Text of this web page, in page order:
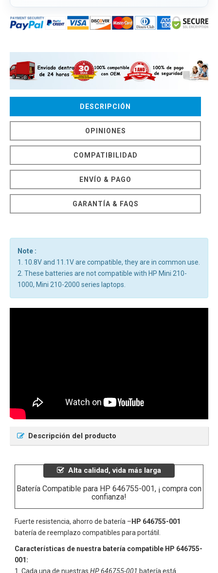
DESCRIPCIÓN
OPINIONES
COMPATIBILIDAD
ENVÍO & PAGO
GARANTÍA & FAQS
Note :
1. 10.8V and 11.1V are compatible, they are in common use.
2. These batteries are not compatible with HP Mini 210-
1000, Mini 210-2000 series laptops.
Descripción del producto
Alta calidad, vida más larga
Batería Compatible para HP 646755-001, ¡ compra con
confianza!
Fuerte resistencia, ahorro de batería – HP 646755-001
batería de reemplazo compatibles para portátil.
Características de nuestra batería compatible HP 646755-
001:
Cada una de nuestras HP 646755-001 batería está